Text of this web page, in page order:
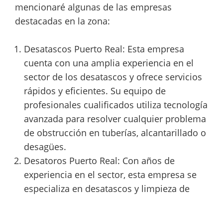
mencionaré algunas de las empresas
destacadas en la zona:
Desatascos Puerto Real: Esta empresa
cuenta con una amplia experiencia en el
sector de los desatascos y ofrece servicios
rápidos y eficientes. Su equipo de
profesionales cualificados utiliza tecnología
avanzada para resolver cualquier problema
de obstrucción en tuberías, alcantarillado o
desagües.
Desatoros Puerto Real: Con años de
experiencia en el sector, esta empresa se
especializa en desatascos y limpieza de